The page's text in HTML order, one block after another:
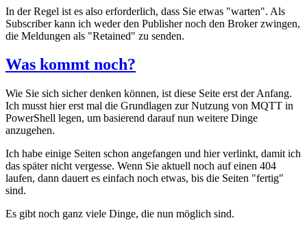
In der Regel ist es also erforderlich, dass Sie etwas "warten". Als
Subscriber kann ich weder den Publisher noch den Broker zwingen,
die Meldungen als "Retained" zu senden.
Was kommt noch?
Wie Sie sich sicher denken können, ist diese Seite erst der Anfang.
Ich musst hier erst mal die Grundlagen zur Nutzung von MQTT in
PowerShell legen, um basierend darauf nun weitere Dinge
anzugehen.
Ich habe einige Seiten schon angefangen und hier verlinkt, damit ich
das später nicht vergesse. Wenn Sie aktuell noch auf einen 404
laufen, dann dauert es einfach noch etwas, bis die Seiten "fertig"
sind.
Es gibt noch ganz viele Dinge, die nun möglich sind.